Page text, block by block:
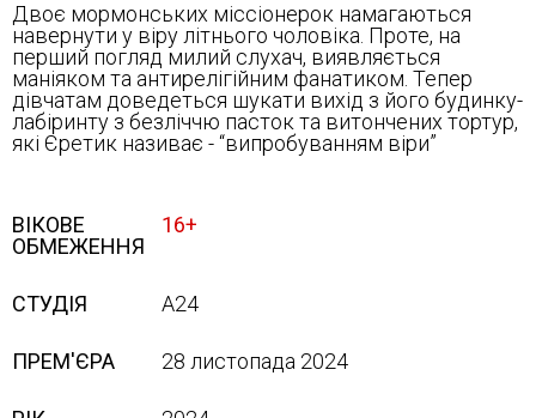
Двоє мормонських міссіонерок намагаються
навернути у віру літнього чоловіка. Проте, на
перший погляд милий слухач, виявляється
маніяком та антирелігійним фанатиком. Тепер
дівчатам доведеться шукати вихід з його будинку-
лабіринту з безліччю пасток та витончених тортур,
які Єретик називає - “випробуванням віри”
ВІКОВЕ
ОБМЕЖЕННЯ
16+
СТУДІЯ A24
ПРЕМ'ЄРА 28 листопада 2024